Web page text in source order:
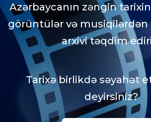
Azərbaycanın zəngin
görüntülər və musiqilərdən
arxivi təqdim
Tarixə birlikdə səyahət
deyirsiniz?